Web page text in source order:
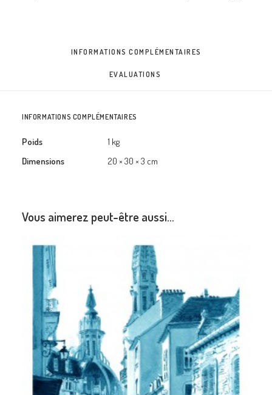
INFORMATIONS COMPLÉMENTAIRES
EVALUATIONS
INFORMATIONS COMPLÉMENTAIRES
Poids
1 kg
Dimensions
20 × 30 × 3 cm
Vous aimerez peut-être aussi…